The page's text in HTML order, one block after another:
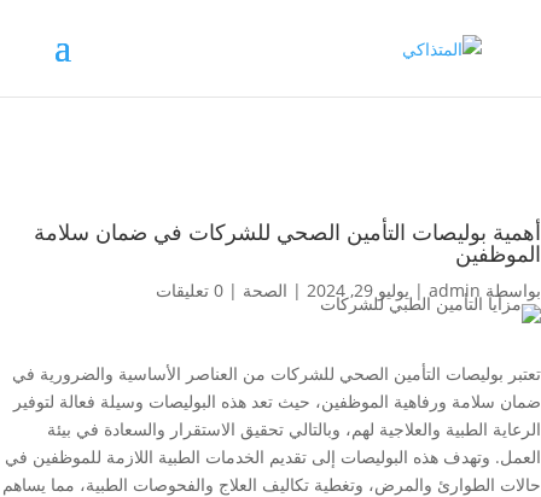
أهمية بوليصات التأمين الصحي للشركات في ضمان سلامة
الموظفين
بواسطة admin
| يوليو 29, 2024 | الصحة | 0 تعليقات
تعتبر بوليصات التأمين الصحي للشركات من العناصر الأساسية والضرورية في
ضمان سلامة ورفاهية الموظفين، حيث تعد هذه البوليصات وسيلة فعالة لتوفير
الرعاية الطبية والعلاجية لهم، وبالتالي تحقيق الاستقرار والسعادة في بيئة
العمل. وتهدف هذه البوليصات إلى تقديم الخدمات الطبية اللازمة للموظفين في
حالات الطوارئ والمرض، وتغطية تكاليف العلاج والفحوصات الطبية، مما يساهم